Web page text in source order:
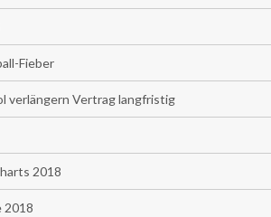
Fieber
verlängern Vertrag langfristig
2018
2018